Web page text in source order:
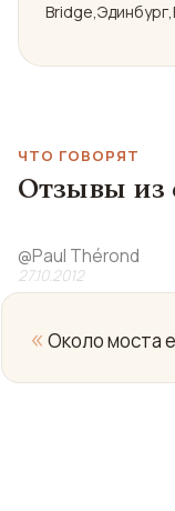
ЧТО ГОВОРЯТ
Отзывы из
@Paul Thérond
27.10.2012
« Около моста